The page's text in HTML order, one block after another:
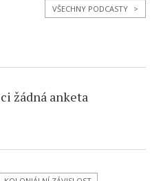
VŠECHNY PODCASTY >
žádná anketa